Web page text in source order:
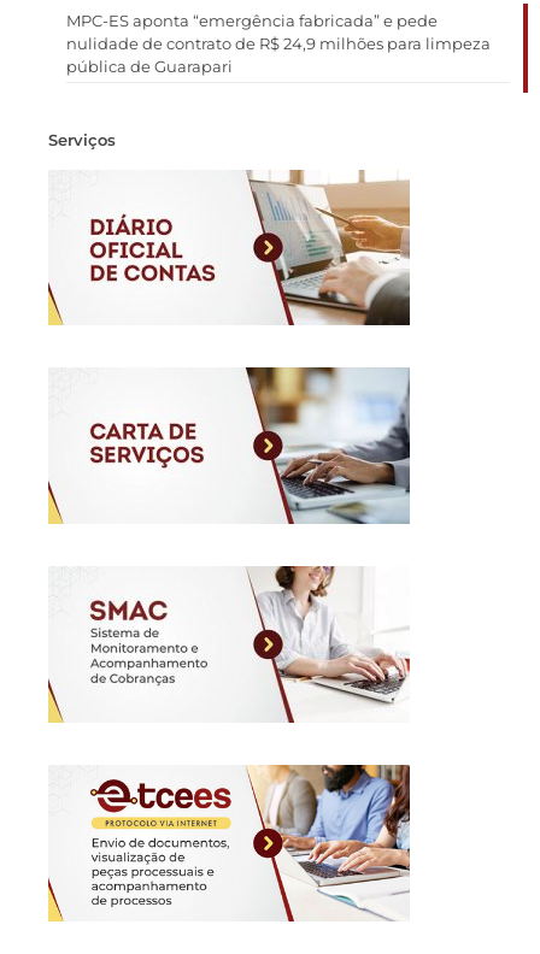
MPC-ES aponta “emergência fabricada” e pede
nulidade de contrato de R$ 24,9 milhões para limpeza
pública de Guarapari
Serviços